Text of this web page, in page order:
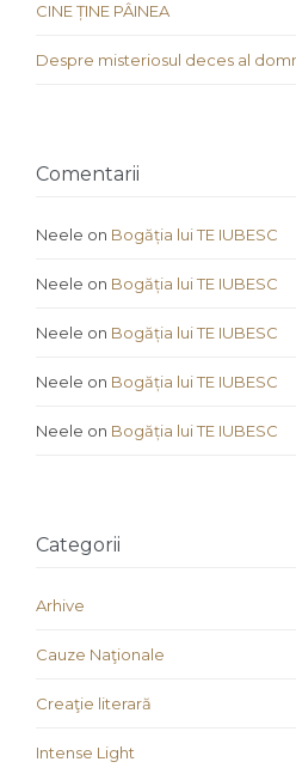
CINE ȚINE PÂINEA
Despre misteriosul deces al
Comentarii
Neele on Bogăția lui TE IUBESC
Neele on Bogăția lui TE IUBESC
Neele on Bogăția lui TE IUBESC
Neele on Bogăția lui TE IUBESC
Neele on Bogăția lui TE IUBESC
Categorii
Arhive
Cauze Naţionale
Creaţie literară
Intense Light